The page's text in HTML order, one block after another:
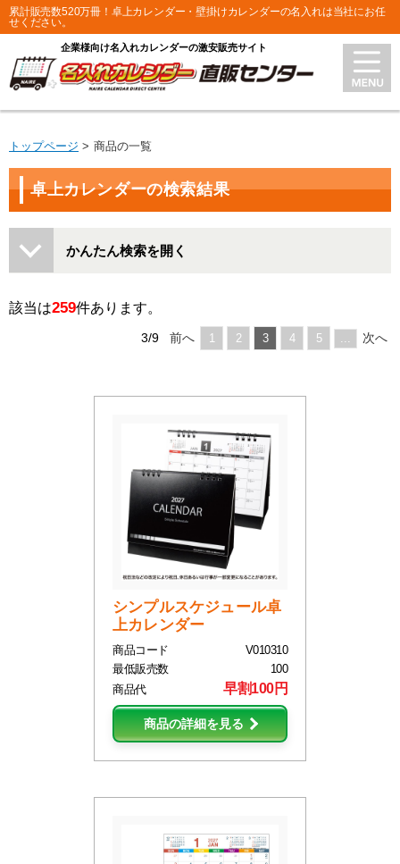
累計販売数520万冊！卓上カレンダー・壁掛けカレンダーの名入れは当社にお任
せください。
企業様向け名入れカレンダーの激安販売サイト
トップページ 商品の一覧
卓上カレンダーの検索結果
かんたん検索を開く
該当は259件あります。
3/9 前へ 1 2 3 4 5 ... 次へ
シンプルスケジュール卓
上カレンダー
商品コード
V010310
最低販売数
100
商品代
早割100円
商品の詳細を見る